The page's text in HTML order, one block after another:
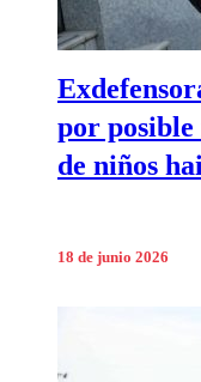
por posible
de niños
18 de junio 2026